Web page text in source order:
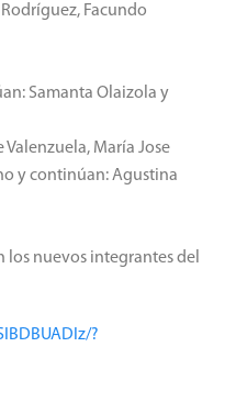
Facundo
Samanta Olaizola y
Valenzuela, María Jose
y continúan: Agustina
los nuevos integrantes del
?